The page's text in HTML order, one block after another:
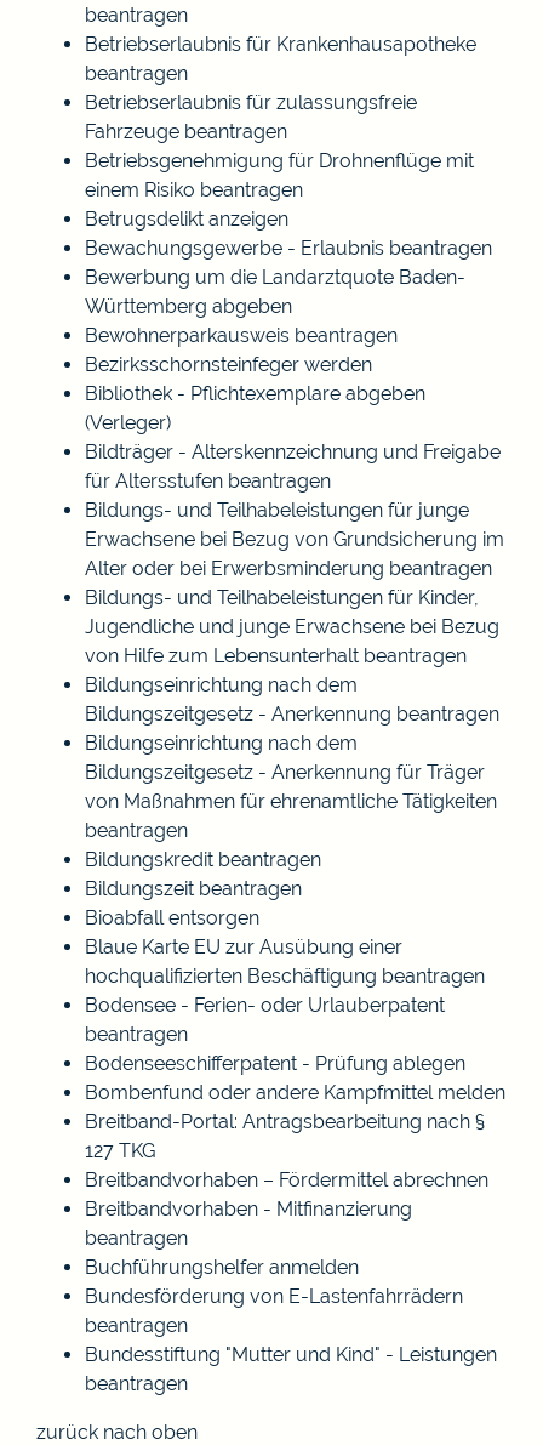
beantragen
Betriebserlaubnis für Krankenhausapotheke
beantragen
Betriebserlaubnis für zulassungsfreie
Fahrzeuge beantragen
Betriebsgenehmigung für Drohnenflüge mit
einem Risiko beantragen
Betrugsdelikt anzeigen
Bewachungsgewerbe - Erlaubnis beantragen
Bewerbung um die Landarztquote Baden-
Württemberg abgeben
Bewohnerparkausweis beantragen
Bezirksschornsteinfeger werden
Bibliothek - Pflichtexemplare abgeben
(Verleger)
Bildträger - Alterskennzeichnung und Freigabe
für Altersstufen beantragen
Bildungs- und Teilhabeleistungen für junge
Erwachsene bei Bezug von Grundsicherung im
Alter oder bei Erwerbsminderung beantragen
Bildungs- und Teilhabeleistungen für Kinder,
Jugendliche und junge Erwachsene bei Bezug
von Hilfe zum Lebensunterhalt beantragen
Bildungseinrichtung nach dem
Bildungszeitgesetz - Anerkennung beantragen
Bildungseinrichtung nach dem
Bildungszeitgesetz - Anerkennung für Träger
von Maßnahmen für ehrenamtliche Tätigkeiten
beantragen
Bildungskredit beantragen
Bildungszeit beantragen
Bioabfall entsorgen
Blaue Karte EU zur Ausübung einer
hochqualifizierten Beschäftigung beantragen
Bodensee - Ferien- oder Urlauberpatent
beantragen
Bodenseeschifferpatent - Prüfung ablegen
Bombenfund oder andere Kampfmittel melden
Breitband-Portal: Antragsbearbeitung nach §
127 TKG
Breitbandvorhaben – Fördermittel abrechnen
Breitbandvorhaben - Mitfinanzierung
beantragen
Buchführungshelfer anmelden
Bundesförderung von E-Lastenfahrrädern
beantragen
Bundesstiftung "Mutter und Kind" - Leistungen
beantragen
zurück nach oben